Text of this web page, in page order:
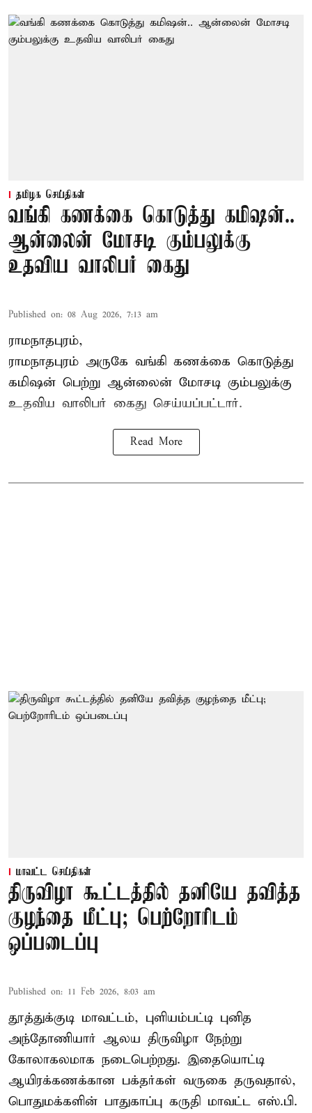
தமிழக செய்திகள்
வங்கி கணக்கை கொடுத்து கமிஷன்..
ஆன்லைன் மோசடி கும்பலுக்கு
உதவிய வாலிபர் கைது
Published on: 08 Aug 2026, 7:13 am
ராமநாதபுரம்,
ராமநாதபுரம் அருகே வங்கி கணக்கை கொடுத்து
கமிஷன் பெற்று ஆன்லைன் மோசடி கும்பலுக்கு
உதவிய வாலிபர் கைது செய்யப்பட்டார்.
Read More
மாவட்ட செய்திகள்
திருவிழா கூட்டத்தில் தனியே தவித்த
குழந்தை மீட்பு; பெற்றோரிடம்
ஒப்படைப்பு
Published on: 11 Feb 2026, 8:03 am
தூத்துக்குடி மாவட்டம், புளியம்பட்டி புனித
அந்தோணியார் ஆலய திருவிழா நேற்று
கோலாகலமாக நடைபெற்றது. இதையொட்டி
ஆயிரக்கணக்கான பக்தர்கள் வருகை தருவதால்,
பொதுமக்களின் பாதுகாப்பு கருதி மாவட்ட எஸ்.பி.